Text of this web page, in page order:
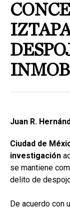
Juan R.
Ciudad de
investigación
se mantiene
delito de
De acuerdo con